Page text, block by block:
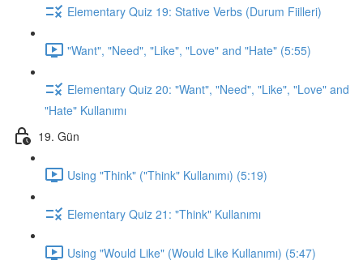
Elementary Quiz 19: Stative Verbs (Durum Fiilleri)
"Want", "Need", "Like", "Love" and "Hate" (5:55)
Elementary Quiz 20: "Want", "Need", "Like", "Love" and
"Hate" Kullanımı
19. Gün
Using "Think" ("Think" Kullanımı) (5:19)
Elementary Quiz 21: "Think" Kullanımı
Using "Would Like" (Would Like Kullanımı) (5:47)